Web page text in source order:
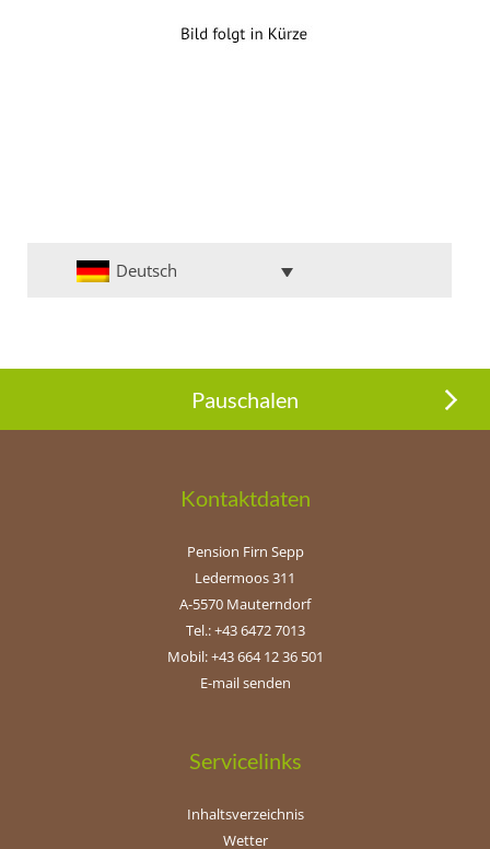
Deutsch
Pauschalen
Kontaktdaten
Pension Firn Sepp
Ledermoos 311
A-5570 Mauterndorf
Tel.: +43 6472 7013
Mobil: +43 664 12 36 501
E-mail senden
Servicelinks
Inhaltsverzeichnis
Wetter